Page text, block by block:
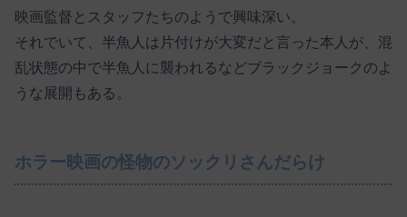
映画監督とスタッフたちのようで興味深い。
それでいて、半魚人は片付けが大変だと言った本人が、混
乱状態の中で半魚人に襲われるなどブラックジョークのよ
うな展開もある。
ホラー映画の怪物のソックリさんだらけ